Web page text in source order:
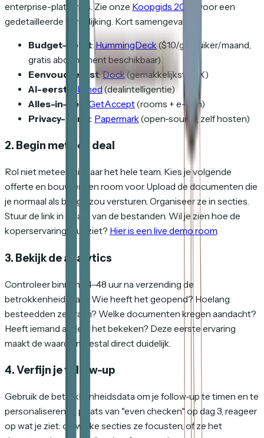
enterprise-platforms. Zie onze Koopgids 2026
voor een
gedetailleerde vergelijking. Kort samengevat:
Budget-eerst:HummingDeck($10/gebruiker/maand,
gratis abonnement beschikbaar)
Eenvoud-eerst:Dock(gemakkelijkste UX)
AI-eerst
Aligned(dealintelligentie)
Alles-in-één
GetAccept(rooms + e-sign)
Privacy-eerst: Papermark(open-source, zelf hosten)
2. Begin met één deal
Rol niet meteen uit naar het hele team. Kies je volgende
offerte en bouw er een room voor. Upload de documenten die
je normaal als bijlage zou versturen. Organiseer ze in secties.
Stuur de link in plaats van de bestanden. Wil je zien hoe de
koperservaring eruitziet? Hier is een live demo room.
3. Bekijk de analytics
Controleer binnen 24–48 uur na verzending de
betrokkenheidsdata. Wie heeft het geopend? Hoelang
besteedden ze eraan? Welke documenten kregen aandacht?
Heeft iemand anders het bekeken? Deze eerste ervaring
maakt de waarde meestal direct duidelijk.
4. Verfijn je follow-up
Gebruik de betrokkenheidsdata om je follow-up te timen en te
personaliseren. In plaats van "even checken" op dag 3, reageer
op wat je ziet: op welke secties ze focusten, of ze het